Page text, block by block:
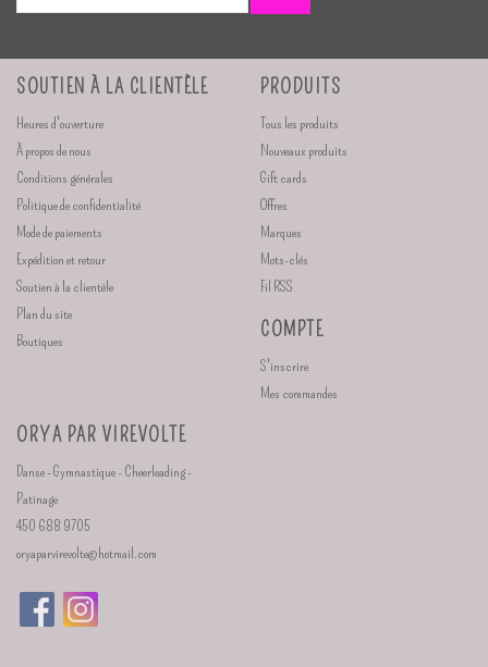
SOUTIEN À LA CLIENTÈLE
Heures d'ouverture
À propos de nous
Conditions générales
Politique de confidentialité
Mode de paiements
Expédition et retour
Soutien à la clientèle
Plan du site
Boutiques
PRODUITS
Tous les produits
Nouveaux produits
Gift cards
Offres
Marques
Mots-clés
Fil RSS
COMPTE
S'inscrire
Mes commandes
ORYA PAR VIREVOLTE
Danse - Gymnastique - Cheerleading -
Patinage
450 688 9705
oryaparvirevolte@hotmail.com